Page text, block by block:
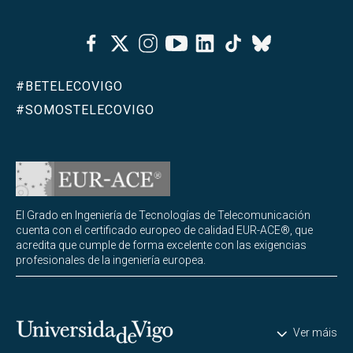
FacebookTwitterInstagramYoutubeLinkedinTiktok
Bluesky
#BETELECOVIGO
#SOMOSTELECOVIGO
El Grado en Ingeniería de Tecnologías de Telecomunicación
cuenta con el certificado europeo de calidad EUR-ACE®, que
acredita que cumple de forma excelente con las exigencias
profesionales de la ingeniería europea.
Universidade de Vigo Ver máis